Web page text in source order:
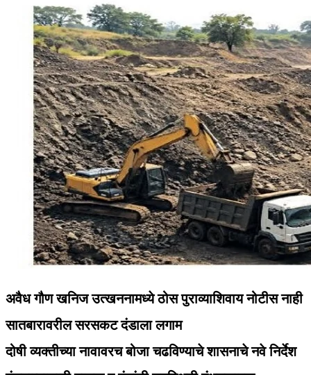
अवैध गौण खनिज उत्खननामध्ये ठोस पुराव्याशिवाय नोटीस नाही
सातबारावरील सरसकट दंडाला लगाम
दोषी व्यक्तीच्या नावावरच बोजा चढविण्याचे शासनाचे नवे निर्देश